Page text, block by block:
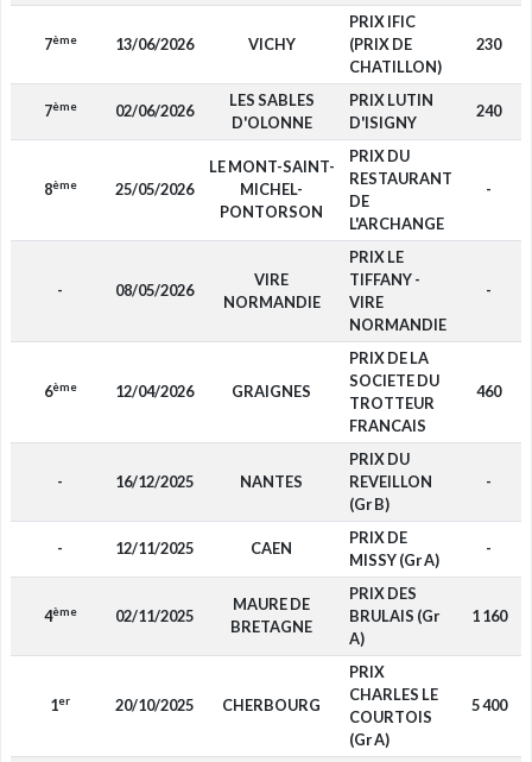
7ème 13/06/2026 VICHY
PRIX IFIC
(PRIX DE
CHATILLON)
230
7ème 02/06/2026
LES SABLES
D'OLONNE
PRIX LUTIN
D'ISIGNY
240
8ème 25/05/2026
LE MONT-SAINT-
MICHEL-
PONTORSON
PRIX DU
RESTAURANT
DE
L'ARCHANGE
-
- 08/05/2026
VIRE
NORMANDIE
PRIX LE
TIFFANY -
VIRE
NORMANDIE
-
6ème 12/04/2026 GRAIGNES
PRIX DE LA
SOCIETE DU
TROTTEUR
FRANCAIS
460
- 16/12/2025 NANTES
PRIX DU
REVEILLON
(Gr B)
-
- 12/11/2025 CAEN
PRIX DE
MISSY (Gr A)
-
4ème 02/11/2025
MAURE DE
BRETAGNE
PRIX DES
BRULAIS (Gr
A)
1 160
1er 20/10/2025 CHERBOURG
PRIX
CHARLES LE
COURTOIS
(Gr A)
5 400